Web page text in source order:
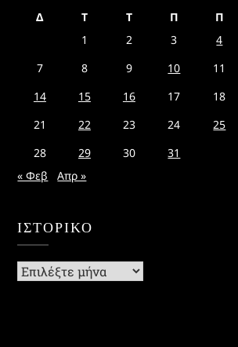
Δ Τ Τ Π Π
1
2 3 4
7
8 9 10 11
14
15 16 17 18
21
22 23 24 25
28
29 30
31
« Φεβ
Απρ »
ΙΣΤΟΡΙΚΌ
Ιστορικό